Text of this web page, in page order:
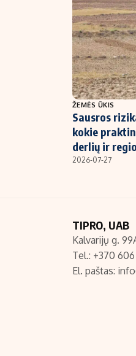
Verslas
Energetika
Ekonomika
Politika
NT ir statybos
ŽEMĖS ŪKIS
Sausros
kokie
derlių ir
2026-07-27
TIPRO, UAB
Kalvarijų g.
Tel.: +370 606
El. paštas: